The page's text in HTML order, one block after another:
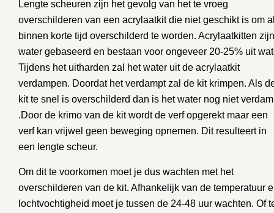
Lengte scheuren zijn het gevolg van het te vroeg
overschilderen van een acrylaatkit die niet geschikt is om
binnen korte tijd overschilderd te worden. Acrylaatkitten zijn
water gebaseerd en bestaan voor ongeveer 20-25% uit
Tijdens het uitharden zal het water uit de acrylaatkit
verdampen. Doordat het verdampt zal de kit krimpen. Als
kit te snel is overschilderd dan is het water nog niet
.Door de krimo van de kit wordt de verf opgerekt maar een
verf kan vrijwel geen beweging opnemen. Dit resulteert in
een lengte scheur.
Om dit te voorkomen moet je dus wachten met het
overschilderen van de kit. Afhankelijk van de temperatuur
lochtvochtigheid moet je tussen de 24-48 uur wachten. Of